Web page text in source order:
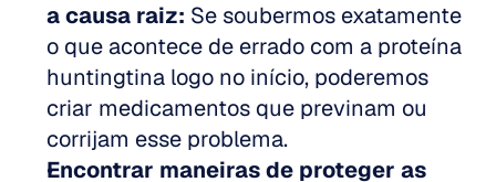
a causa raiz: Se soubermos exatamente
o que acontece de errado com a proteína
huntingtina logo no início, poderemos
criar medicamentos que previnam ou
corrijam esse problema.
Encontrar maneiras de proteger as